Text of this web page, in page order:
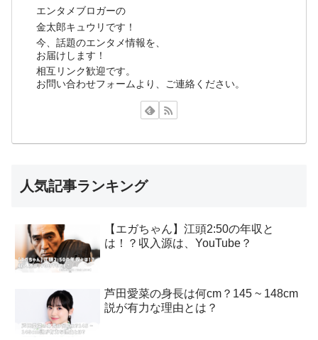
エンタメブロガーの
金太郎キュウリです！
今、話題のエンタメ情報を、
お届けします！
相互リンク歓迎です。
お問い合わせフォームより、ご連絡ください。
人気記事ランキング
【エガちゃん】江頭2:50の年収と
は！？収入源は、YouTube？
芦田愛菜の身長は何cm？145 ~ 148cm
説が有力な理由とは？